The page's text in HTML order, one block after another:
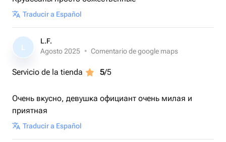
Traducir a Español
L
L.F.
Agosto 2025
• Comentario de google maps
Servicio de la tienda 5/5
Очень вкусно, девушка официант очень милая и
приятная
Traducir a Español